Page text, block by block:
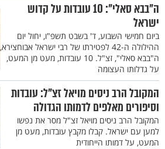
ה"בבא סאלי": 10 עובדות על קדוש
ישראל
ביום חמישי השבוע, ד' בשבט תשפ"ו, יחול יום
ההילולה ה-42 לפטירתו של רבי ישראל אבוחצירא,
ה"בבא סאלי", זצ"ל. 10 עובדות, מעט מן המעט,
על גדלותו העצומה
המקובל הרב ניסים מויאל זצ"ל: עובדות
וסיפורים מאלפים לדמותו הגדולה
המקובל הרב ניסים מויאל זצ"ל מסר את נפשו
למען עם ישראל. קבלו מקבץ עובדות, מעט מן
המעט, על דמותו הייחודית